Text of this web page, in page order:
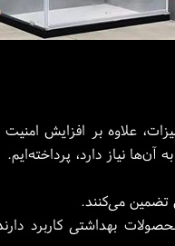
علاوه بر افزایش
نیاز دارد، پرداخته‌ایم.
تضمین می‌کنند.
بهداشتی کاربرد